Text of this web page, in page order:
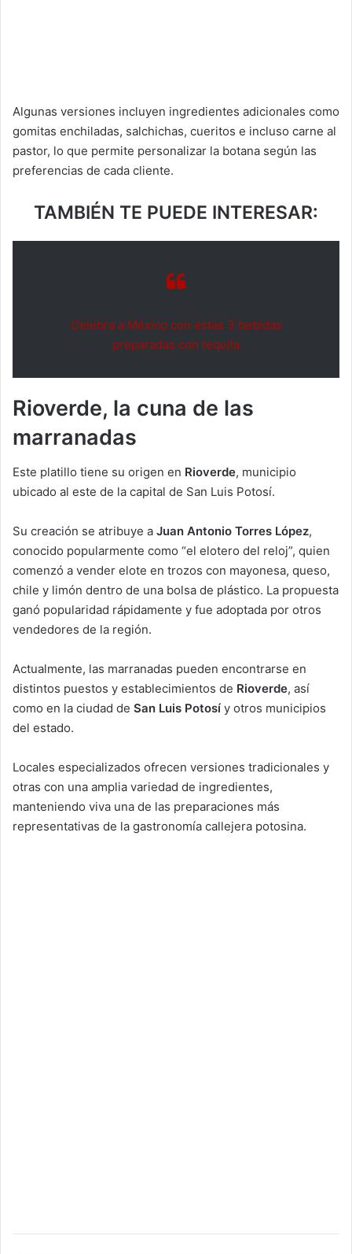
Algunas versiones incluyen ingredientes adicionales como
gomitas enchiladas, salchichas, cueritos e incluso carne al
pastor, lo que permite personalizar la botana según las
preferencias de cada cliente.
TAMBIÉN TE PUEDE INTERESAR:
Celebra a México con estas 3 bebidas
preparadas con tequila
Rioverde, la cuna de las
marranadas
Este platillo tiene su origen en Rioverde, municipio
ubicado al este de la capital de San Luis Potosí.
Su creación se atribuye a Juan Antonio Torres López,
conocido popularmente como “el elotero del reloj”, quien
comenzó a vender elote en trozos con mayonesa, queso,
chile y limón dentro de una bolsa de plástico. La propuesta
ganó popularidad rápidamente y fue adoptada por otros
vendedores de la región.
Actualmente, las marranadas pueden encontrarse en
distintos puestos y establecimientos de Rioverde, así
como en la ciudad de San Luis Potosí y otros municipios
del estado.
Locales especializados ofrecen versiones tradicionales y
otras con una amplia variedad de ingredientes,
manteniendo viva una de las preparaciones más
representativas de la gastronomía callejera potosina.